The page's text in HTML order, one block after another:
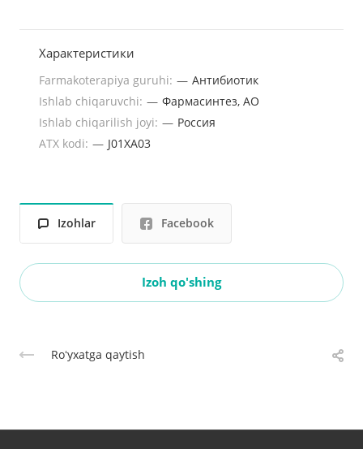
Характеристики
Farmakoterapiya guruhi: — Антибиотик
Ishlab chiqaruvchi: — Фармасинтез, АО
Ishlab chiqarilish joyi: — Россия
ATX kodi: — J01XA03
Izohlar Facebook
Izoh qo'shing
Roʻyxatga qaytish